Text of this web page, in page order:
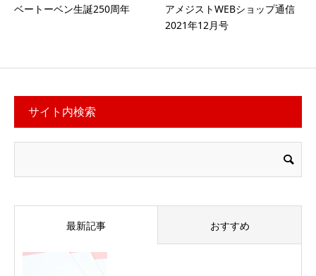
ベートーベン生誕250周年
アメジストWEBショップ通信
2021年12月号
サイト内検索
最新記事 おすすめ